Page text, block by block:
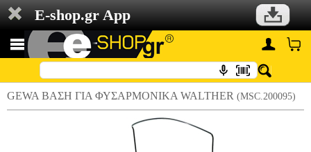
E-shop.gr App
GEWA ΒΑΣΗ ΓΙΑ ΦΥΣΑΡΜΟΝΙΚΑ WALTHER (MSC.200095)